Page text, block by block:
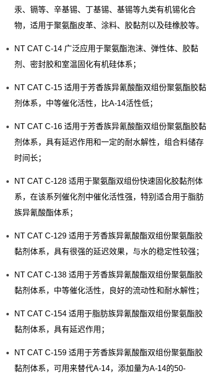
汞、镉等、辛基锡、丁基锡、基锡等九类有机锡化合
物，适用于聚氨酯皮革、涂料、胶黏剂以及硅橡胶等。
NT CAT C-14 广泛应用于聚氨酯泡沫、弹性体、胶黏
剂、密封胶和室温固化有机硅体系；
NT CAT C-15 适用于芳香族异氰酸酯双组份聚氨酯胶黏
剂体系，中等催化活性，比A-14活性低；
NT CAT C-16 适用于芳香族异氰酸酯双组份聚氨酯胶黏
剂体系，具有延迟作用和一定的耐水解性，组合料储存
时间长；
NT CAT C-128 适用于聚氨酯双组份快速固化胶黏剂体
系，在该系列催化剂中催化活性强，特别适合用于脂肪
族异氰酸酯体系；
NT CAT C-129 适用于芳香族异氰酸酯双组份聚氨酯胶
黏剂体系，具有很强的延迟效果，与水的稳定性较强；
NT CAT C-138 适用于芳香族异氰酸酯双组份聚氨酯胶
黏剂体系，中等催化活性，良好的流动性和耐水解性；
NT CAT C-154 适用于脂肪族异氰酸酯双组份聚氨酯胶
黏剂体系，具有延迟作用；
NT CAT C-159 适用于芳香族异氰酸酯双组份聚氨酯胶
黏剂体系，可用来替代A-14，添加量为A-14的50-